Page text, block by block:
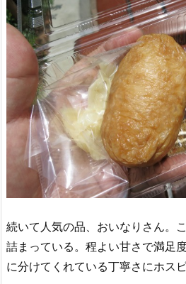
続いて人気の品、おいなりさん。
詰まっている。程よい甘さで満足
に分けてくれている丁寧さにホス